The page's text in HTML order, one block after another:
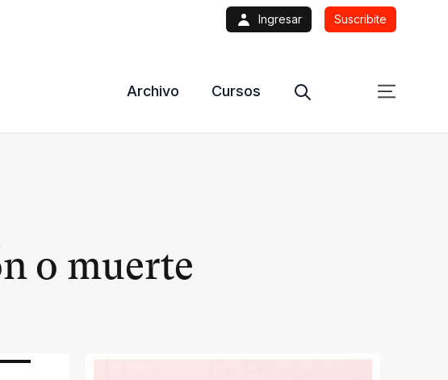
Ingresar Suscribite
Archivo Cursos
o muerte